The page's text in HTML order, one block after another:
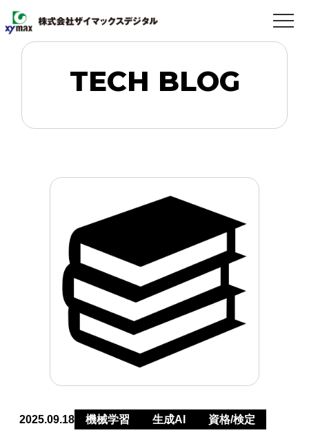
TECH BLOG
2025.09.18 機械学習 生成AI 資格/検定